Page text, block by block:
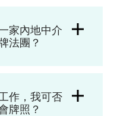
家內地中介
法團？
作，我可否
牌照？